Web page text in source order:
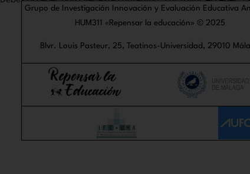
Grupo de Investigación Innovación y Evaluación Educativa
HUM311 «Repensar la educación» © 2025
Blvr. Louis Pasteur, 25, Teatinos-Universidad, 29010